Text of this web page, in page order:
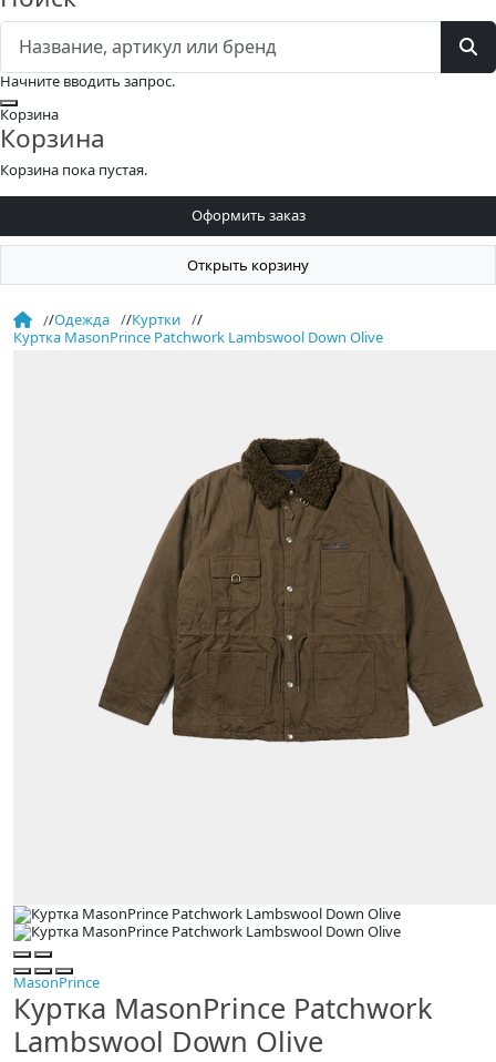
Начните вводить запрос.
Закрыть
Корзина
Корзина
Корзина пока пустая.
Оформить заказ
Открыть корзину
/Одежда /Куртки
/
Куртка MasonPrince Patchwork Lambswool Down Olive
MasonPrince
Куртка MasonPrince Patchwork
Lambswool Down Olive